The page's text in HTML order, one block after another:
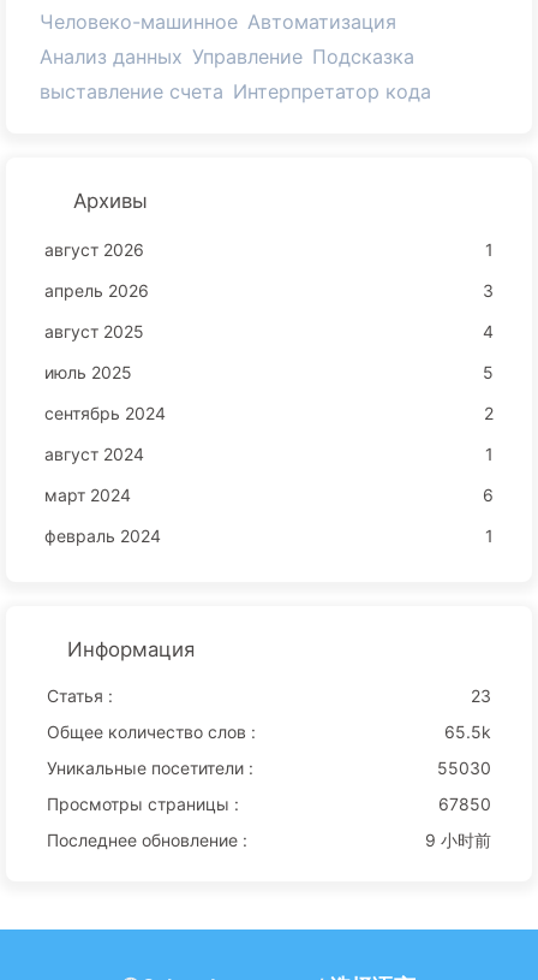
Человеко-машинное Автоматизация
Анализ данных Управление Подсказка
выставление счета Интерпретатор кода
Архивы
август 2026
1
апрель 2026
3
август 2025
4
июль 2025
5
сентябрь 2024
2
август 2024
1
март 2024
6
февраль 2024
1
Информация
Статья :
23
Общее количество слов :
65.5k
Уникальные посетители :
55030
Просмотры страницы :
67850
Последнее обновление :
9 小时前